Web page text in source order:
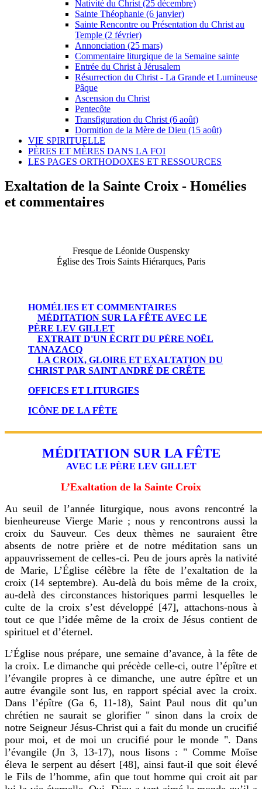
Nativité du Christ (25 décembre)
Sainte Théophanie (6 janvier)
Sainte Rencontre ou Présentation du Christ au
Temple (2 février)
Annonciation (25 mars)
Commentaire liturgique de la Semaine sainte
Entrée du Christ à Jérusalem
Résurrection du Christ - La Grande et Lumineuse
Pâque
Ascension du Christ
Pentecôte
Transfiguration du Christ (6 août)
Dormition de la Mère de Dieu (15 août)
VIE SPIRITUELLE
PÈRES ET MÈRES DANS LA FOI
LES PAGES ORTHODOXES ET RESSOURCES
Exaltation de la Sainte Croix - Homélies
et commentaires
Fresque de Léonide Ouspensky
Église des Trois Saints Hiérarques, Paris
HOMÉLIES ET COMMENTAIRES
MÉDITATION SUR LA FÊTE AVEC LE
PÈRE LEV GILLET
EXTRAIT D'UN ÉCRIT DU PÈRE NOËL
TANAZACQ
LA CROIX, GLOIRE ET EXALTATION DU
CHRIST PAR SAINT ANDRÉ DE CRÊTE
OFFICES ET LITURGIES
ICÔNE DE LA FÊTE
MÉDITATION SUR LA FÊTE
AVEC LE PÈRE LEV GILLET
L’Exaltation de la Sainte Croix
Au seuil de l’année liturgique, nous avons rencontré la
bienheureuse Vierge Marie ; nous y rencontrons aussi la
croix du Sauveur. Ces deux thèmes ne sauraient être
absents de notre prière et de notre méditation sans un
appauvrissement de celles-ci. Peu de jours après la nativité
de Marie, L’Église célèbre la fête de l’exaltation de la
croix (14 septembre). Au-delà du bois même de la croix,
au-delà des circonstances historiques parmi lesquelles le
culte de la croix s’est développé [47], attachons-nous à
tout ce que l’idée même de la croix de Jésus contient de
spirituel et d’éternel.
L’Église nous prépare, une semaine d’avance, à la fête de
la croix. Le dimanche qui précède celle-ci, outre l’épître et
l’évangile propres à ce dimanche, une autre épître et un
autre évangile sont lus, en rapport spécial avec la croix.
Dans l’épître (Ga 6, 11-18), Saint Paul nous dit qu’un
chrétien ne saurait se glorifier " sinon dans la croix de
notre Seigneur Jésus-Christ qui a fait du monde un crucifié
pour moi, et de moi un crucifié pour le monde ". Dans
l’évangile (Jn 3, 13-17), nous lisons : " Comme Moïse
éleva le serpent au désert [48], ainsi faut-il que soit élevé
le Fils de l’homme, afin que tout homme qui croit ait par